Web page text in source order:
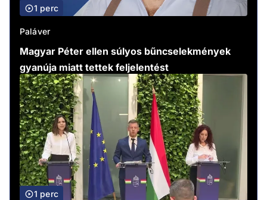
1 perc
Paláver
Magyar Péter ellen súlyos bűncselekmények
gyanúja miatt tettek feljelentést
1 perc